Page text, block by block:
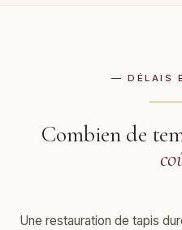
— DÉLAIS
Combien de
Une restauration de tapis